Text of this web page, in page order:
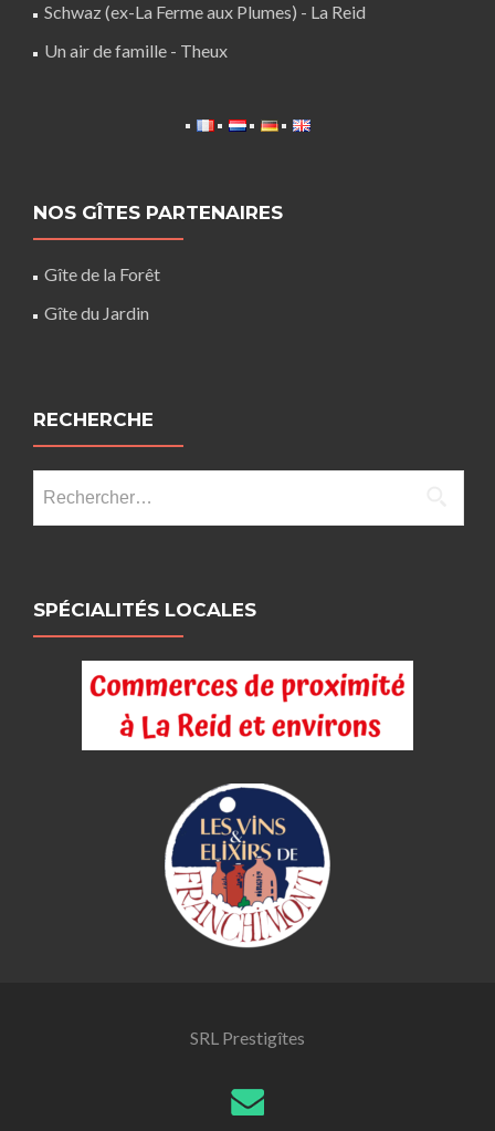
Schwaz (ex-La Ferme aux Plumes) - La Reid
Un air de famille - Theux
NOS GÎTES PARTENAIRES
Gîte de la Forêt
Gîte du Jardin
RECHERCHE
SPÉCIALITÉS LOCALES
SRL Prestigîtes